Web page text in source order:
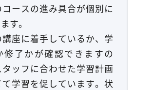
ースの進み具合が個別に
す。
座に着手しているか、学
修了かが確認できますの
ッフに合わせた学習計画
て学習を促しています。状